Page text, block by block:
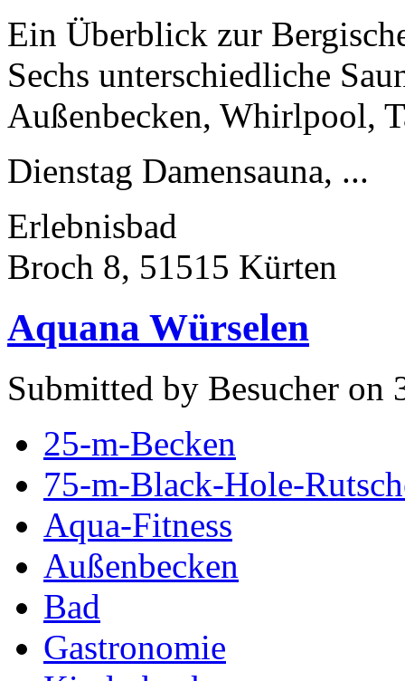
Ein Überblick zur
Sechs unterschiedliche
Außenbecken, Whirlpool,
Dienstag Damensauna, ...
Erlebnisbad
Broch 8, 51515 Kürten
Aquana Würselen
Submitted by Besucher on
25-m-Becken
75-m-Black-Hole-
Aqua-Fitness
Außenbecken
Bad
Gastronomie